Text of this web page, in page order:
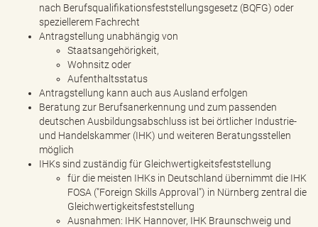
nach Berufsqualifikationsfeststellungsgesetz (BQFG) oder
speziellerem Fachrecht
Antragstellung unabhängig von
Staatsangehörigkeit,
Wohnsitz oder
Aufenthaltsstatus
Antragstellung kann auch aus Ausland erfolgen
Beratung zur Berufsanerkennung und zum passenden
deutschen Ausbildungsabschluss ist bei örtlicher Industrie-
und Handelskammer (IHK) und weiteren Beratungsstellen
möglich
IHKs sind zuständig für Gleichwertigkeitsfeststellung
für die meisten IHKs in Deutschland übernimmt die IHK
FOSA ("Foreign Skills Approval") in Nürnberg zentral die
Gleichwertigkeitsfeststellung
Ausnahmen: IHK Hannover, IHK Braunschweig und